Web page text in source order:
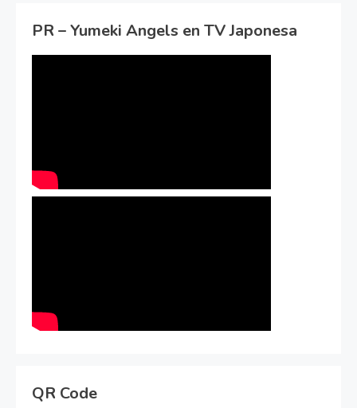
PR – Yumeki Angels en TV Japonesa
QR Code